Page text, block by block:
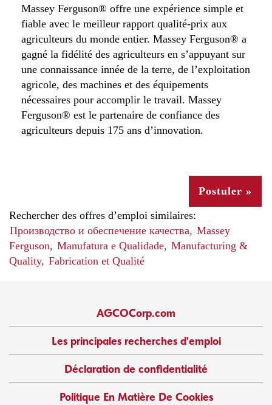
Massey Ferguson® offre une expérience simple et
fiable avec le meilleur rapport qualité-prix aux
agriculteurs du monde entier. Massey Ferguson® a
gagné la fidélité des agriculteurs en s’appuyant sur
une connaissance innée de la terre, de l’exploitation
agricole, des machines et des équipements
nécessaires pour accomplir le travail. Massey
Ferguson® est le partenaire de confiance des
agriculteurs depuis 175 ans d’innovation.
Postuler »
Rechercher des offres d’emploi similaires:
Производство и обеспечение качества, Massey
Ferguson, Manufatura e Qualidade, Manufacturing &
Quality, Fabrication et Qualité
AGCOCorp.com
Les principales recherches d'emploi
Déclaration de confidentialité
Politique En Matière De Cookies